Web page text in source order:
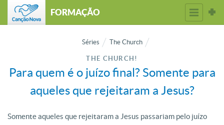
FORMAÇÃO
Séries The Church
THE CHURCH!
Para quem é o juízo final? Somente para
aqueles que rejeitaram a Jesus?
Somente aqueles que rejeitaram a Jesus passariam pelo juízo